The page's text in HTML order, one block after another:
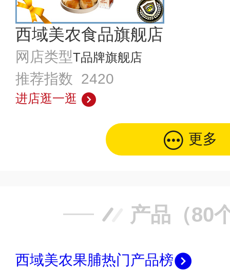
西域美农食品旗舰店
网店类型T品牌旗舰店
推荐指数 2420
进店逛一逛
更多
产品（80
西域美农果脯热门产品榜